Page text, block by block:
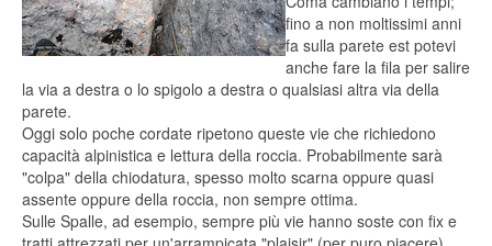
fino a non moltissimi anni
fa sulla parete est potevi
anche fare la fila per salire
la via a destra o lo spigolo a destra o qualsiasi altra via della
parete.
Oggi solo poche cordate ripetono queste vie che richiedono
capacità alpinistica e lettura della roccia. Probabilmente sarà
"colpa" della chiodatura, spesso molto scarna oppure quasi
assente oppure della roccia, non sempre ottima.
Sulle Spalle, ad esempio, sempre più vie hanno soste con fix e